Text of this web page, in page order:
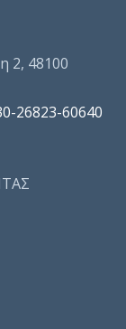
2, 48100
26823-60640